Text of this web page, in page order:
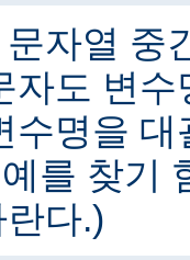
자열 중
자도 변
수명을
를 찾기
다.)